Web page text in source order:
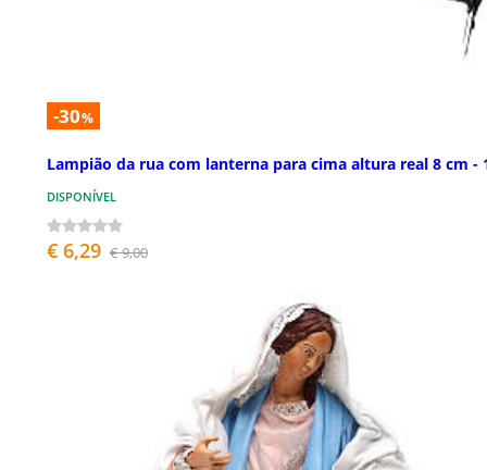
-30%
Lampião da rua com lanterna para cima altura real 8 cm -
DISPONÍVEL
€ 6,29 € 9,00